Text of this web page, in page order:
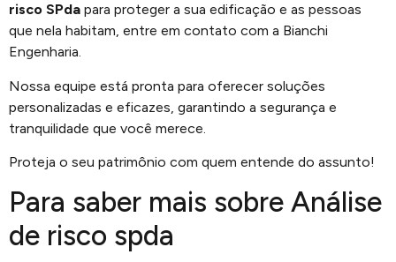
risco SPda para proteger a sua edificação e as pessoas
que nela habitam, entre em contato com a Bianchi
Engenharia.
Nossa equipe está pronta para oferecer soluções
personalizadas e eficazes, garantindo a segurança e
tranquilidade que você merece.
Proteja o seu patrimônio com quem entende do assunto!
Para saber mais sobre Análise
de risco spda